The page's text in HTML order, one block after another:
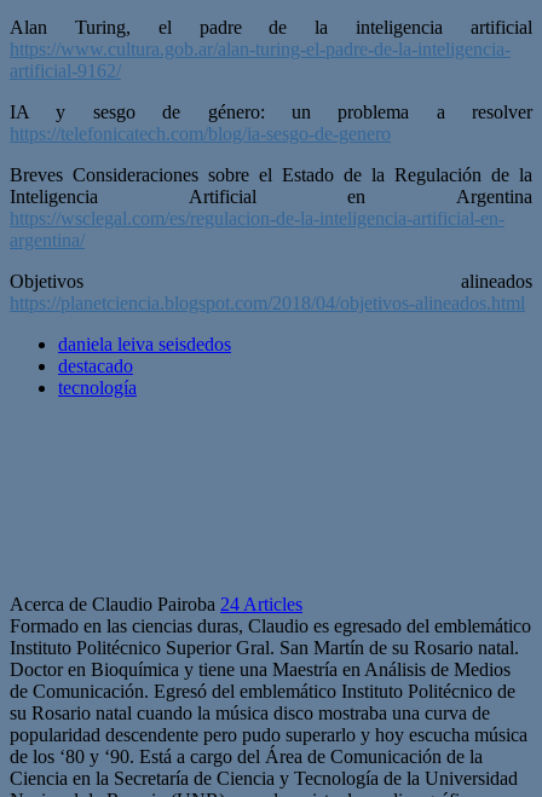
Alan Turing, el padre de la inteligencia artificial
https://www.cultura.gob.ar/alan-turing-el-padre-de-la-inteligencia-
artificial-9162/
IA y sesgo de género: un problema a resolver
https://telefonicatech.com/blog/ia-sesgo-de-genero
Breves Consideraciones sobre el Estado de la Regulación de la
Inteligencia Artificial en Argentina
https://wsclegal.com/es/regulacion-de-la-inteligencia-artificial-en-
argentina/
Objetivos alineados
https://planetciencia.blogspot.com/2018/04/objetivos-alineados.html
daniela leiva seisdedos
destacado
tecnología
Acerca de Claudio Pairoba 24 Articles
Formado en las ciencias duras, Claudio es egresado del emblemático
Instituto Politécnico Superior Gral. San Martín de su Rosario natal.
Doctor en Bioquímica y tiene una Maestría en Análisis de Medios
de Comunicación. Egresó del emblemático Instituto Politécnico de
su Rosario natal cuando la música disco mostraba una curva de
popularidad descendente pero pudo superarlo y hoy escucha música
de los ‘80 y ‘90. Está a cargo del Área de Comunicación de la
Ciencia en la Secretaría de Ciencia y Tecnología de la Universidad